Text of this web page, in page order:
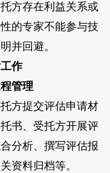
方存在利益关系或
的专家不能参与技
并回避。
作
管理
方提交评估申请材
书、受托方开展评
分析、撰写评估报
资料归档等。